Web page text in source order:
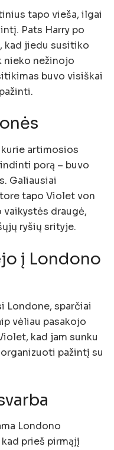
tapo vieša, ilgai
Pats Harry po
kad jiedu susitiko
nieko nežinojo
buvo visiškai
artimosios
porą – buvo
Galiausiai
tapo Violet von
draugė,
ryšių srityje.
į Londono
Londone, sparčiai
vėliau pasakojo
kad jam sunku
pažintį su
Londono
prieš pirmąjį